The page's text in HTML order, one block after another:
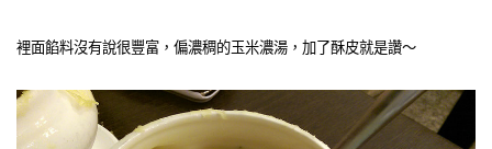
裡面餡料沒有說很豐富，偏濃稠的玉米濃湯，加了酥皮就是讚～